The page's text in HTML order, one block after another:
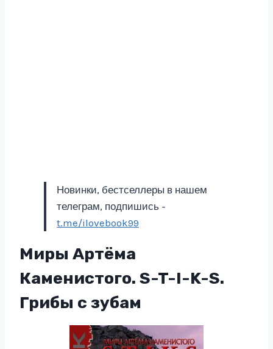
Новинки, бестселлеры в нашем
телеграм, подпишись -
t.me/ilovebook99
Миры Артёма
Каменистого. S-T-I-K-S.
Грибы с зубам